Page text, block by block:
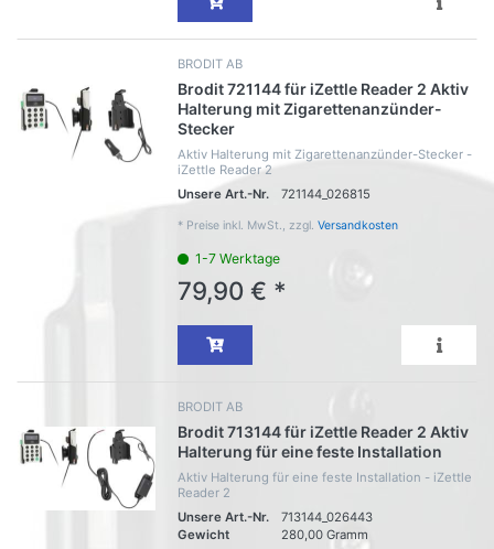
BRODIT AB
Brodit 721144 für iZettle Reader 2 Aktiv
Halterung mit Zigarettenanzünder-
Stecker
Aktiv Halterung mit Zigarettenanzünder-Stecker -
iZettle Reader 2
Unsere Art.-Nr.
721144_026815
* Preise inkl. MwSt., zzgl. Versandkosten
1-7 Werktage
79,90 € *
BRODIT AB
Brodit 713144 für iZettle Reader 2 Aktiv
Halterung für eine feste Installation
Aktiv Halterung für eine feste Installation - iZettle
Reader 2
Unsere Art.-Nr.
713144_026443
Gewicht
280,00 Gramm